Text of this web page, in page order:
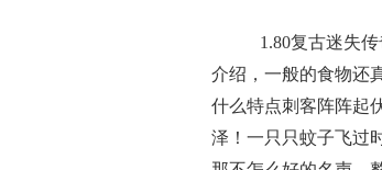
1.80复古迷失
介绍，一般的食物还
什么特点刺客阵阵起
泽！一只只蚊子飞过